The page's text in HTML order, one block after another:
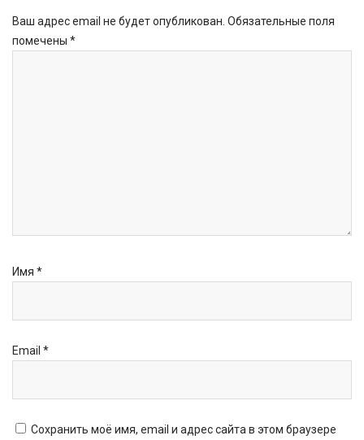
Ваш адрес email не будет опубликован. Обязательные поля
помечены *
Имя *
Email *
Сохранить моё имя, email и адрес сайта в этом браузере